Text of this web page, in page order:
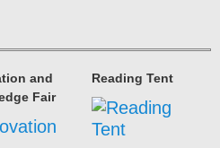
and
Fair
Reading Tent